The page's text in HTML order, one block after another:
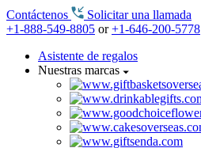
Contáctenos
Solicitar una llamada
+1-888-549-8805 or+1-646-200-5778
Asistente de regalos
Nuestras marcas